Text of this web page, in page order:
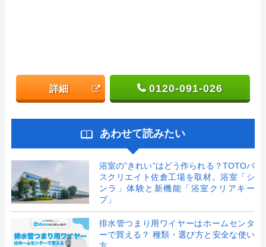
詳細 0120-091-026
あわせて読みたい
浴室の”きれい”はどう作られる？TOTOバ
スクリエイト佐倉工場を取材。浴室「シ
ンラ」体験と新機能「浴室クリアキー
プ」
排水管つまり用ワイヤーはホームセンタ
ーで買える？ 種類・選び方と安全な使い